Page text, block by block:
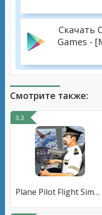
Скачать
Games -
Смотрите также:
3.3
Plane Pilot Flight Simulator